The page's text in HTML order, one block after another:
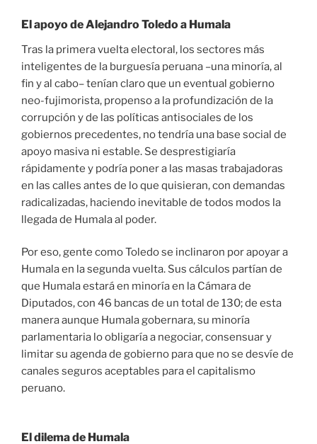
El apoyo de Alejandro Toledo a Humala
Tras la primera vuelta electoral, los sectores más
inteligentes de la burguesía peruana –una minoría, al
fin y al cabo– tenían claro que un eventual gobierno
neo-fujimorista, propenso a la profundización de la
corrupción y de las políticas antisociales de los
gobiernos precedentes, no tendría una base social de
apoyo masiva ni estable. Se desprestigiaría
rápidamente y podría poner a las masas trabajadoras
en las calles antes de lo que quisieran, con demandas
radicalizadas, haciendo inevitable de todos modos la
llegada de Humala al poder.
Por eso, gente como Toledo se inclinaron por apoyar a
Humala en la segunda vuelta. Sus cálculos partían de
que Humala estará en minoría en la Cámara de
Diputados, con 46 bancas de un total de 130; de esta
manera aunque Humala gobernara, su minoría
parlamentaria lo obligaría a negociar, consensuar y
limitar su agenda de gobierno para que no se desvíe de
canales seguros aceptables para el capitalismo
peruano.
El dilema de Humala